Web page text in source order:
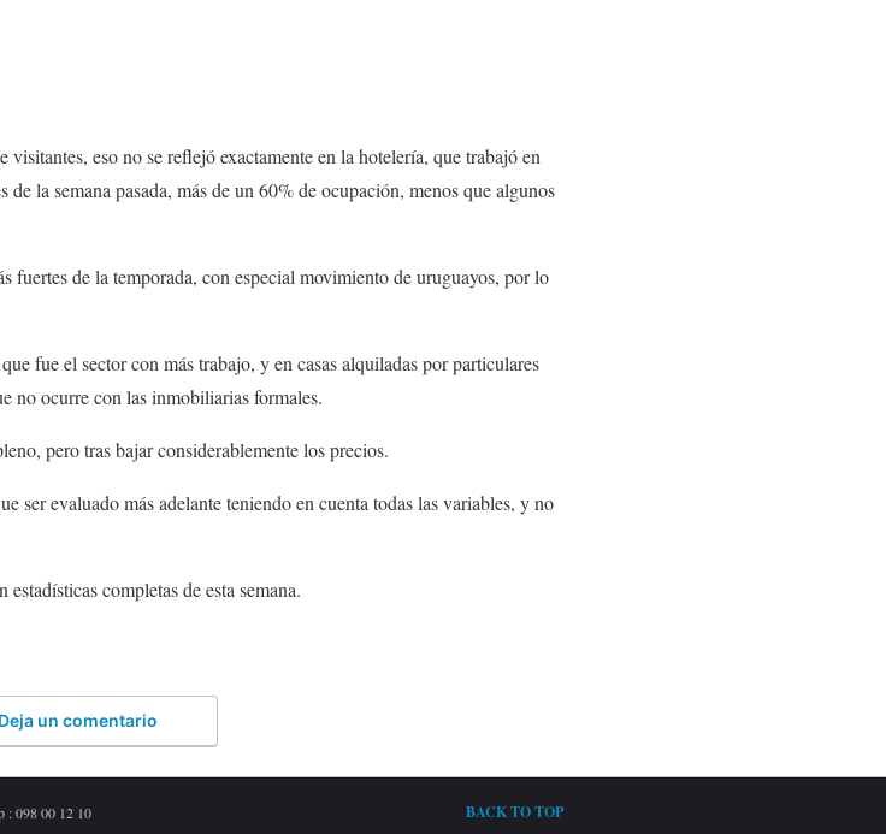
eso no se reflejó exactamente en la hotelería, que trabajó en
la semana pasada, más de un 60% de ocupación, menos que algunos
fuertes de la temporada, con especial movimiento de uruguayos, por lo
fue el sector con más trabajo, y en casas alquiladas por particulares
no ocurre con las inmobiliarias formales.
pero tras bajar considerablemente los precios.
ser evaluado más adelante teniendo en cuenta todas las variables, y no
completas de esta semana.
Deja un comentario
: 098 00 12 10 BACK TO TOP